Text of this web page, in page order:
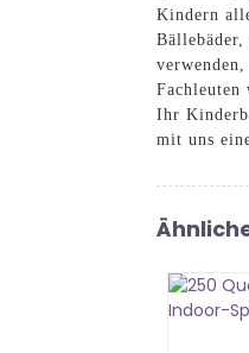
Kindern
Fachleuten
Ihr
mit uns